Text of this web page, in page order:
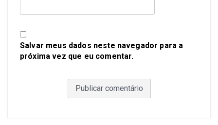
Salvar meus dados neste navegador para a
próxima vez que eu comentar.